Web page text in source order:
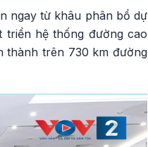
ngay từ khâu phân bổ dự
triển hệ thống đường cao
thành trên 730 km đường